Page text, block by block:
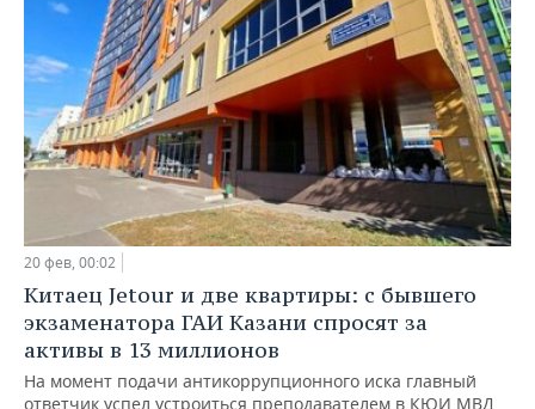
20 фев, 00:02
Китаец Jetour и две квартиры: с бывшего
экзаменатора ГАИ Казани спросят за
активы в 13 миллионов
На момент подачи антикоррупционного иска главный
ответчик успел устроиться преподавателем в КЮИ МВД